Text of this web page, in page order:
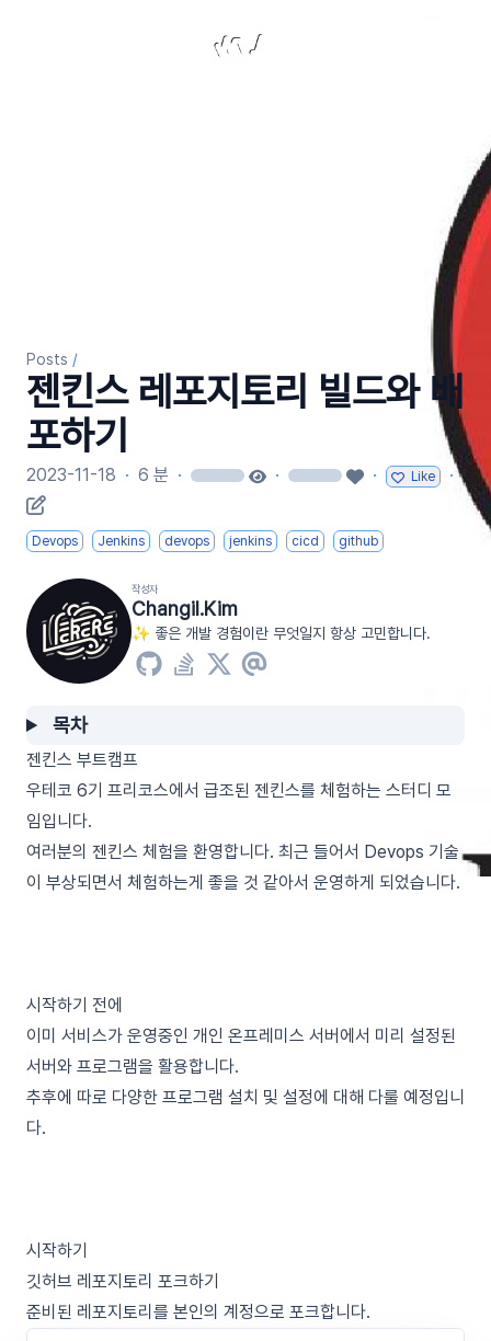
Posts /
젠킨스 레포지토리 빌드와 배
포하기
2023-11-18 · 6 분 · loading · loading · Like ·
Devops Jenkins devops jenkins cicd github
작성자
Changil.Kim
✨ 좋은 개발 경험이란 무엇일지 항상 고민합니다.
목차
젠킨스 부트캠프
우테코 6기 프리코스에서 급조된 젠킨스를 체험하는 스터디 모
임입니다.
여러분의 젠킨스 체험을 환영합니다. 최근 들어서 Devops 기술
이 부상되면서 체험하는게 좋을 것 같아서 운영하게 되었습니다.
시작하기 전에
이미 서비스가 운영중인 개인 온프레미스 서버에서 미리 설정된
서버와 프로그램을 활용합니다.
추후에 따로 다양한 프로그램 설치 및 설정에 대해 다룰 예정입니
다.
시작하기
깃허브 레포지토리 포크하기
준비된 레포지토리를 본인의 계정으로 포크합니다.